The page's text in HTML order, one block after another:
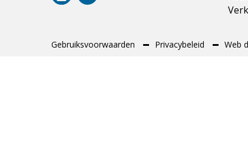
Gebruiksvoorwaarden Privacybeleid Web